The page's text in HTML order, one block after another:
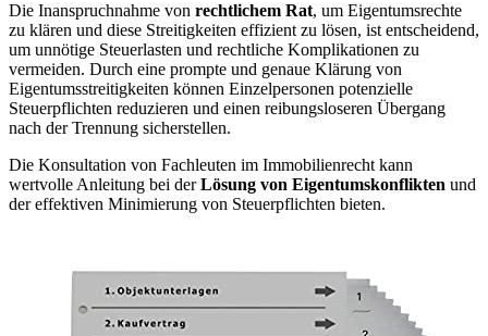
Die Inanspruchnahme von rechtlichem Rat, um Eigentumsrechte
zu klären und diese Streitigkeiten effizient zu lösen, ist entscheidend,
um unnötige Steuerlasten und rechtliche Komplikationen zu
vermeiden. Durch eine prompte und genaue Klärung von
Eigentumsstreitigkeiten können Einzelpersonen potenzielle
Steuerpflichten reduzieren und einen reibungsloseren Übergang
nach der Trennung sicherstellen.
Die Konsultation von Fachleuten im Immobilienrecht kann
wertvolle Anleitung bei derLösung von Eigentumskonflikten und
der effektiven Minimierung von Steuerpflichten bieten.